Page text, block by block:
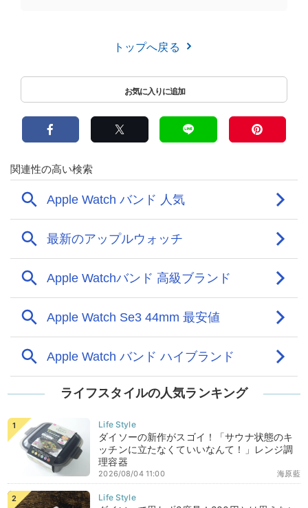
トップへ戻る
ライフスタイルの人気ランキング
ダイソーの新作がスゴイ！「サウナ状態のキ
ッチンに立たなくていいなんて！」レンジ調
理容器
海原藍
2026/08/04 11:00